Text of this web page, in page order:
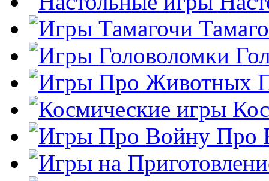
Про